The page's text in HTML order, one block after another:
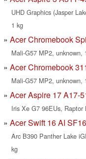
UHD Graphics (Jasper
1 kg
Acer Chromebook
Mali-G57 MP2, unknown,
Acer Chromebook
Mali-G57 MP2, unknown,
Acer Aspire 17 A17-
Iris Xe G7 96EUs,
Acer Swift 16 AI
Arc B390 Panther Lake
kg